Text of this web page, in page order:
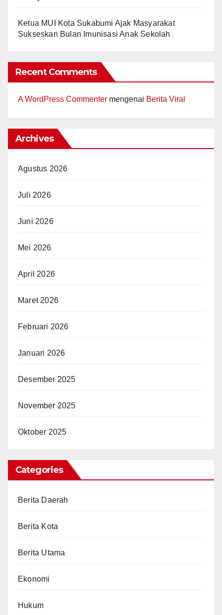
Ketua MUI Kota Sukabumi Ajak Masyarakat
Sukseskan Bulan Imunisasi Anak Sekolah
Recent Comments
A WordPress Commenter mengenai Berita Viral
Archives
Agustus 2026
Juli 2026
Juni 2026
Mei 2026
April 2026
Maret 2026
Februari 2026
Januari 2026
Desember 2025
November 2025
Oktober 2025
Categories
Berita Daerah
Berita Kota
Berita Utama
Ekonomi
Hukum